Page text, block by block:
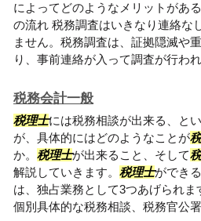
によってどのようなメリットがあ
の流れ 税務調査はいきなり連絡な
ません。税務調査は、証拠隠滅や
り、事前連絡が入って調査が行わ
税務会計一般
税理士には税務相談が出来る、と
が、具体的にはどのようなことが
か。 税理士が出来ること、そして
解説していきます。 税理士ができ
は、独占業務として3つあげられま
個別具体的な税務相談、税務官公